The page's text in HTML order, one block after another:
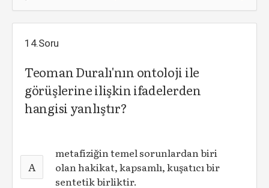
14.Soru
Teoman Duralı'nın ontoloji ile
görüşlerine ilişkin ifadelerden
hangisi yanlıştır?
A
metafiziğin temel sorunlardan biri
olan hakikat, kapsamlı, kuşatıcı bir
sentetik birliktir.